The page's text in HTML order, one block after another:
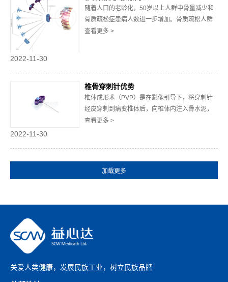
随着人口的老龄化，50岁以上人群中骨量减少和
骨质疏松症患病人数进一步增加。骨质疏松人群
由于骨量降低、骨微细结构破坏、骨脆性增加、
微创技术在临床上...
查看更多 >
2022-11-30
椎骨穿刺针优势
椎体成形术（PVP）是在影像引导下，将穿刺针
经皮穿刺到病变椎体后，向椎体内注入骨水泥，
以达到增强椎体强度和稳定性、防止塌陷、缓解
查看更多 >
2022-11-30
关爱人类健康，发展民族工业，树立民族品牌